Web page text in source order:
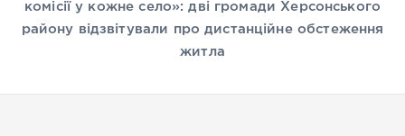
комісії у кожне село»: дві громади Херсонського
району відзвітували про дистанційне обстеження
житла